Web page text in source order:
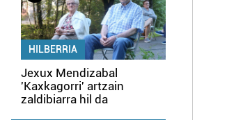
HILBERRIA
Jexux Mendizabal
'Kaxkagorri' artzain
zaldibiarra hil da